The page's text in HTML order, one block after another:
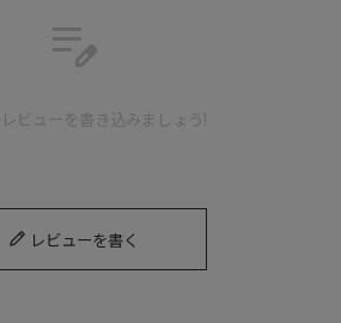
edit_note
ビューを書き込みましょう!
レビューを書く